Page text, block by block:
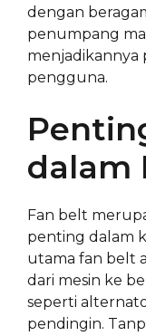
dengan
penumpang
menjadikannya
pengguna.
dalam
Fan belt
penting dalam
utama fan belt
dari mesin ke
seperti
pendingin.